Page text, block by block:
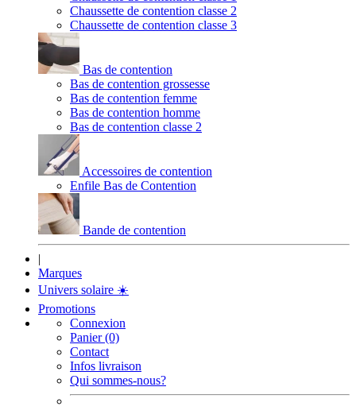
Chaussette de contention classe 2
Chaussette de contention classe 3
Bas de contention
Bas de contention grossesse
Bas de contention femme
Bas de contention homme
Bas de contention classe 2
Accessoires de contention
Enfile Bas de Contention
Bande de contention
|
Marques
Univers solaire ☀️
Promotions
Connexion
Panier (0)
Contact
Infos livraison
Qui sommes-nous?